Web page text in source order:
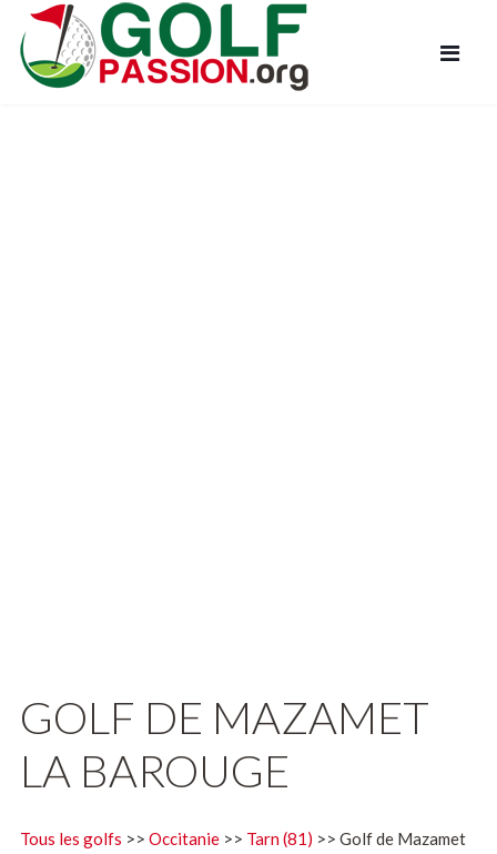
GOLF DE MAZAMET
LA BAROUGE
Tous les golfs >> Occitanie>> Tarn (81) >> Golf de Mazamet